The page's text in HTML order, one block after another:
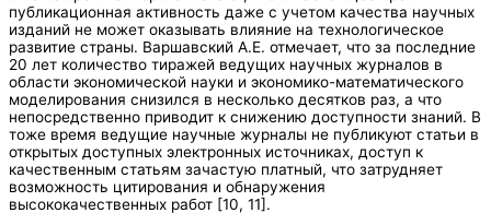
публикационная активность даже с учетом качества научных
изданий не может оказывать влияние на технологическое
развитие страны. Варшавский А.Е. отмечает, что за последние
20 лет количество тиражей ведущих научных журналов в
области экономической науки и экономико-математического
моделирования снизился в несколько десятков раз, а что
непосредственно приводит к снижению доступности знаний. В
тоже время ведущие научные журналы не публикуют статьи в
открытых доступных электронных источниках, доступ к
качественным статьям зачастую платный, что затрудняет
возможность цитирования и обнаружения
высококачественных работ [10, 11].